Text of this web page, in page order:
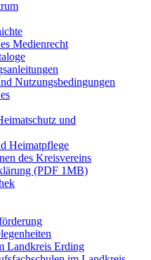
Medienrecht
Nutzungsbedingungen
und
Heimatpflege
des Kreisvereins
(PDF 1MB)
Landkreis Erding